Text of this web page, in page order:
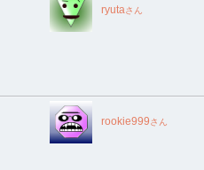
ryutaさん
rookie999さん